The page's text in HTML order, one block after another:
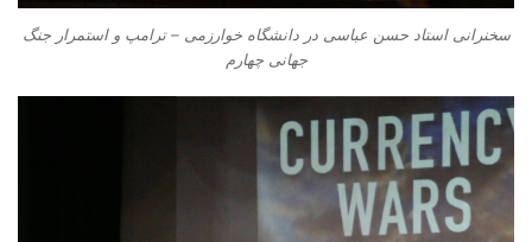
سخنرانی استاد حسن عباسی در دانشگاه خوارزمی – ترامپ و استمرار جنگ
جهانی چهارم